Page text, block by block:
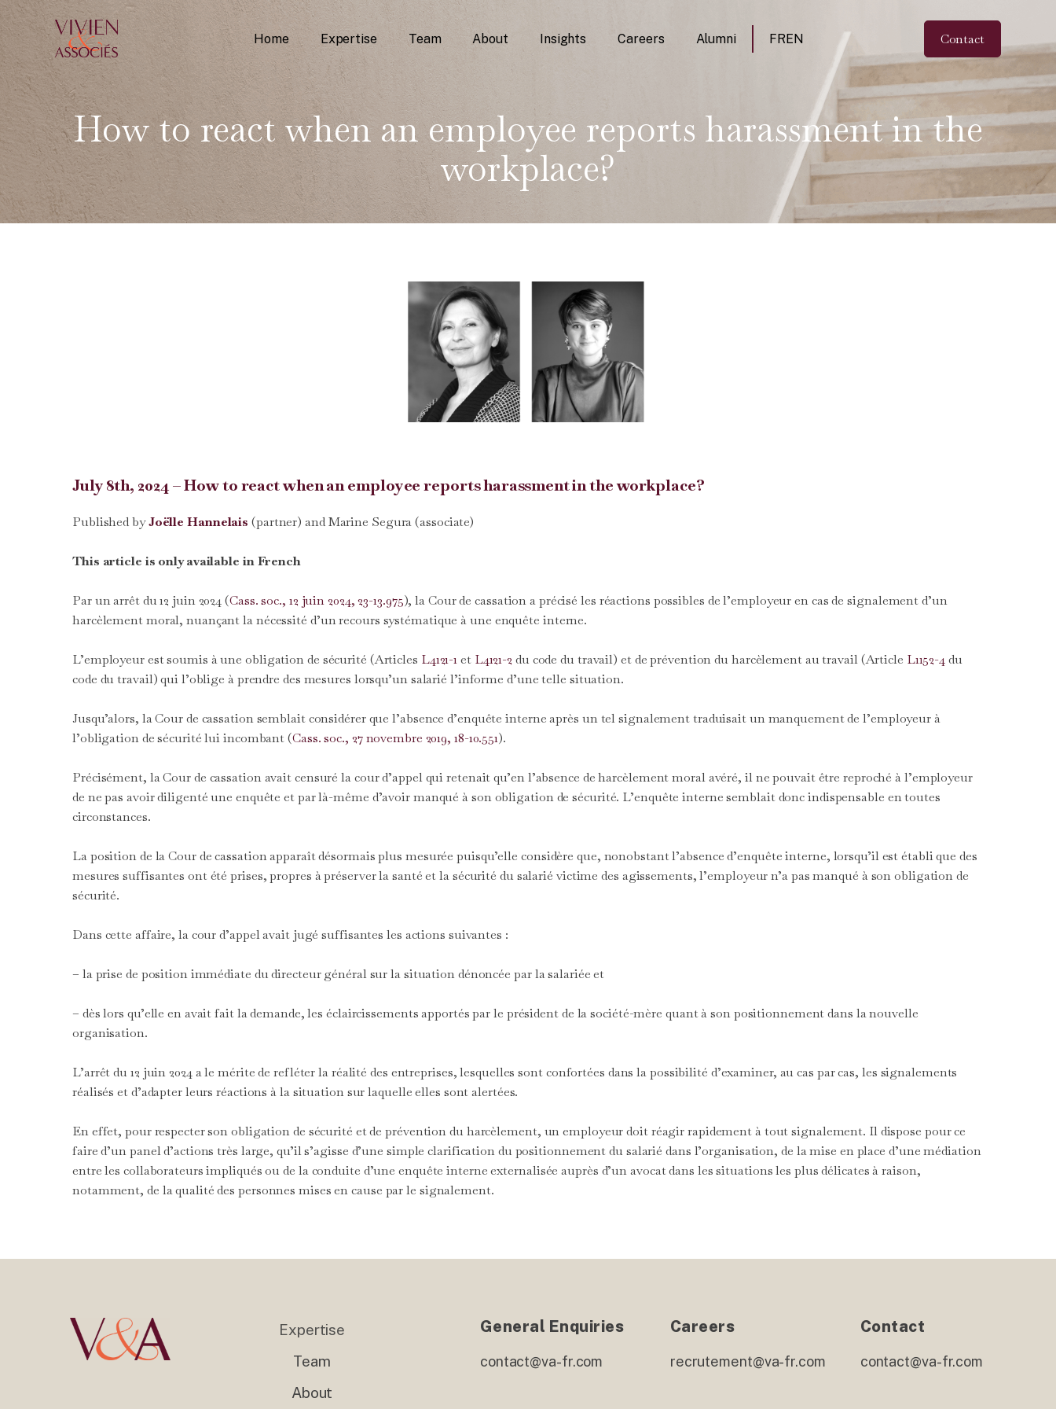
Home Expertise Team About Insights Careers Alumni FREN Contact
How to react when an employee reports harassment in the
workplace?
July 8th, 2024 – How to react when an employee reports harassment in the workplace?
Published byJoëlle Hannelais (partner) and Marine Segura (associate)
This article is only available in French
Par un arrêt du 12 juin 2024 (Cass. soc., 12 juin 2024, 23-13.975), la Cour de cassation a précisé les réactions possibles de l’employeur en cas de signalement d’un
harcèlement moral, nuançant la nécessité d’un recours systématique à une enquête interne.
L’employeur est soumis à une obligation de sécurité (Articles L4121-1et L4121-2 du code du travail) et de prévention du harcèlement au travail (Article L1152-4du
code du travail) qui l’oblige à prendre des mesures lorsqu’un salarié l’informe d’une telle situation.
Jusqu’alors, la Cour de cassation semblait considérer que l’absence d’enquête interne après un tel signalement traduisait un manquement de l’employeur à
l’obligation de sécurité lui incombant (Cass. soc., 27 novembre 2019, 18-10.551).
Précisément, la Cour de cassation avait censuré la cour d’appel qui retenait qu’en l’absence de harcèlement moral avéré, il ne pouvait être reproché à l’employeur
de ne pas avoir diligenté une enquête et par là-même d’avoir manqué à son obligation de sécurité. L’enquête interne semblait donc indispensable en toutes
circonstances.
La position de la Cour de cassation apparaît désormais plus mesurée puisqu’elle considère que, nonobstant l’absence d’enquête interne, lorsqu’il est établi que des
mesures suffisantes ont été prises, propres à préserver la santé et la sécurité du salarié victime des agissements, l’employeur n’a pas manqué à son obligation de
sécurité.
Dans cette affaire, la cour d’appel avait jugé suffisantes les actions suivantes :
– la prise de position immédiate du directeur général sur la situation dénoncée par la salariée et
– dès lors qu’elle en avait fait la demande, les éclaircissements apportés par le président de la société-mère quant à son positionnement dans la nouvelle
organisation.
L’arrêt du 12 juin 2024 a le mérite de refléter la réalité des entreprises, lesquelles sont confortées dans la possibilité d’examiner, au cas par cas, les signalements
réalisés et d’adapter leurs réactions à la situation sur laquelle elles sont alertées.
En effet, pour respecter son obligation de sécurité et de prévention du harcèlement, un employeur doit réagir rapidement à tout signalement. Il dispose pour ce
faire d’un panel d’actions très large, qu’il s’agisse d’une simple clarification du positionnement du salarié dans l’organisation, de la mise en place d’une médiation
entre les collaborateurs impliqués ou de la conduite d’une enquête interne externalisée auprès d’un avocat dans les situations les plus délicates à raison,
notamment, de la qualité des personnes mises en cause par le signalement.
Expertise
Team
About
General Enquiries
contact@va-fr.com
Careers
recrutement@va-fr.com
Contact
contact@va-fr.com